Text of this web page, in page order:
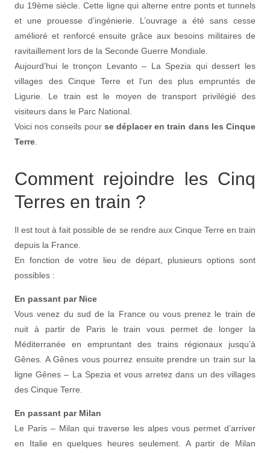
du 19ème siècle. Cette ligne qui alterne entre ponts et tunnels
et une prouesse d’ingénierie. L’ouvrage a été sans cesse
amélioré et renforcé ensuite grâce aux besoins militaires de
ravitaillement lors de la Seconde Guerre Mondiale.
Aujourd’hui le tronçon Levanto – La Spezia qui dessert les
villages des Cinque Terre et l’un des plus empruntés de
Ligurie. Le train est le moyen de transport privilégié des
visiteurs dans le Parc National.
Voici nos conseils pour se déplacer en train dans les Cinque
Terre
Comment rejoindre les Cinq
Terres en train ?
Il est tout à fait possible de se rendre aux Cinque Terre en train
depuis la France.
En fonction de votre lieu de départ, plusieurs options sont
possibles :
En passant par Nice
Vous venez du sud de la France ou vous prenez le train de
nuit à partir de Paris le train vous permet de longer la
Méditerranée en empruntant des trains régionaux jusqu’à
Gênes. A Gênes vous pourrez ensuite prendre un train sur la
ligne Gênes – La Spezia et vous arretez dans un des villages
des Cinque Terre.
En passant par Milan
Le Paris – Milan qui traverse les alpes vous permet d’arriver
en Italie en quelques heures seulement. A partir de Milan